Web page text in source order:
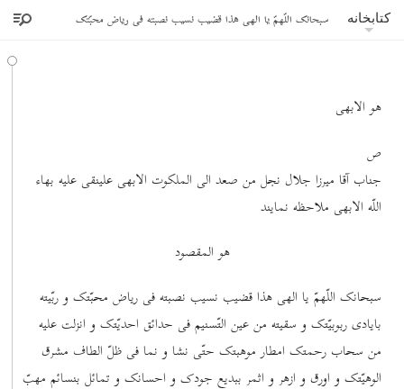
کتابخانه سبحانک اللّهمّ یا الهی هذا قضیب نسیب نصبته فی ریاض محبّتک
هو الابهی
ص
جناب آقا میرزا جلال نجل من صعد الی الملکوت الابهی علینقی علیه بهاء
اللّه الابهی ملاحظه نمایند
هو المقصود
سبحانک اللّهمّ یا الهی هذا قضیب نسیب نصبته فی ریاض محبّتک و ربّیته
بایادی ربوبیّتک و سقیته من عین التّسنیم فی حدائق احدیّتک و انزلت علیه
من سحاب رحمتک امطار موهبتک حتّی نشا و نما فی ظلّ الطاف مشرق
الوهیّتک و اورق و ازهر و اثمر ببدیع جودک و احسانک و تمائل بنسائم مهبّ